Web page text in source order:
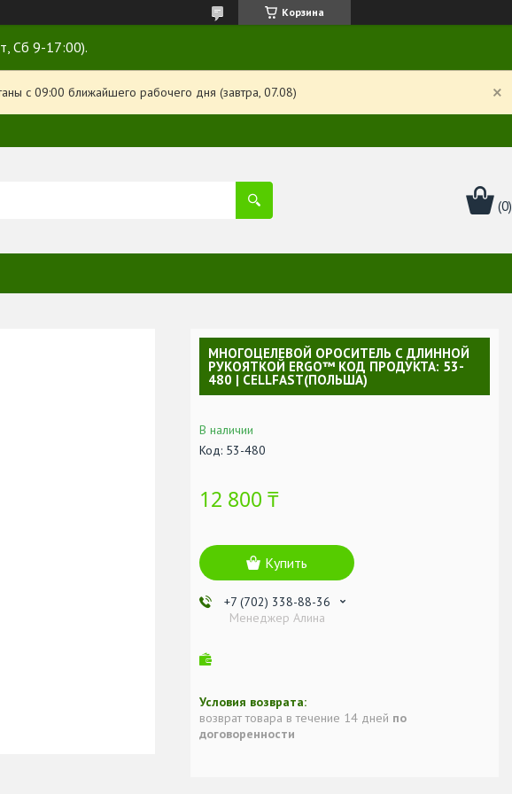
Корзина
Сб 9-17:00).
с 09:00 ближайшего рабочего дня (завтра, 07.08)
МНОГОЦЕЛЕВОЙ ОРОСИТЕЛЬ С ДЛИННОЙ
РУКОЯТКОЙ ERGO™ КОД ПРОДУКТА: 53-
480 | CELLFAST(ПОЛЬША)
В наличии
Код: 53-480
12 800 ₸
Купить
+7 (702) 338-88-36
Менеджер Алина
возврат товара в течение 14 дней по
договоренности